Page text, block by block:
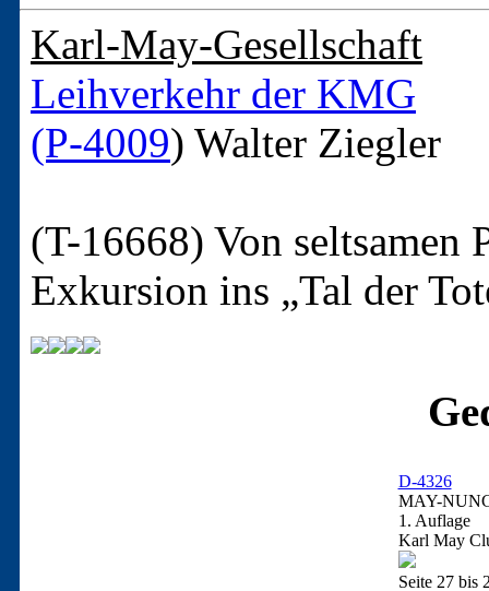
Karl-May-Gesellschaft
Leihverkehr der KMG
(P-4009) Walter Ziegler
(T-16668) Von seltsamen
Exkursion ins „Tal der
D-4326
MAY-
1. Auflage
Karl May
Seite 27 bis